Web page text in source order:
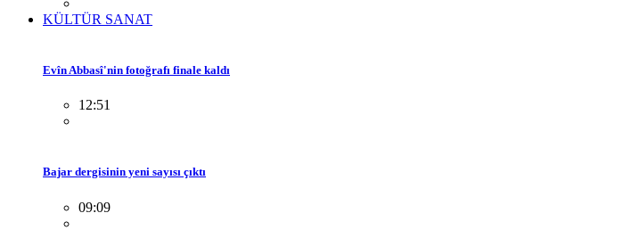
KÜLTÜR SANAT
Evîn Abbasî'nin fotoğrafı finale kaldı
12:51
Bajar dergisinin yeni sayısı çıktı
09:09